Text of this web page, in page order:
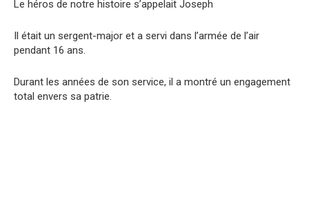
Le héros de notre histoire s’appelait Joseph
Il était un sergent-major et a servi dans l’armée de l’air
pendant 16 ans.
Durant les années de son service, il a montré un engagement
total envers sa patrie.